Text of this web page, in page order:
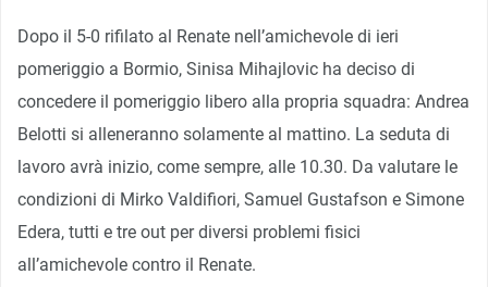
Dopo il 5-0 rifilato al Renate nell’amichevole di ieri
pomeriggio a Bormio, Sinisa Mihajlovic ha deciso di
concedere il pomeriggio libero alla propria squadra: Andrea
Belotti si alleneranno solamente al mattino. La seduta di
lavoro avrà inizio, come sempre, alle 10.30. Da valutare le
condizioni di Mirko Valdifiori, Samuel Gustafson e Simone
Edera, tutti e tre out per diversi problemi fisici
all’amichevole contro il Renate.